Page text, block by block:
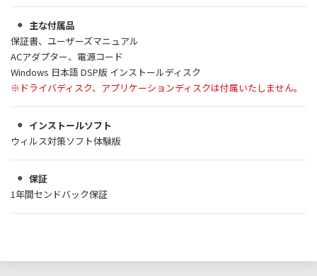
主な付属品
保証書、ユーザーズマニュアル
ACアダプター、電源コード
Windows 日本語 DSP版 インストールディスク
※ドライバディスク、アプリケーションディスクは付属いたしません。
インストールソフト
ウィルス対策ソフト体験版
保証
1年間センドバック保証